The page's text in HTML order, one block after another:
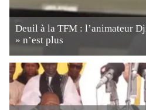
Deuil à la TFM : l’animateur
» n’est plus